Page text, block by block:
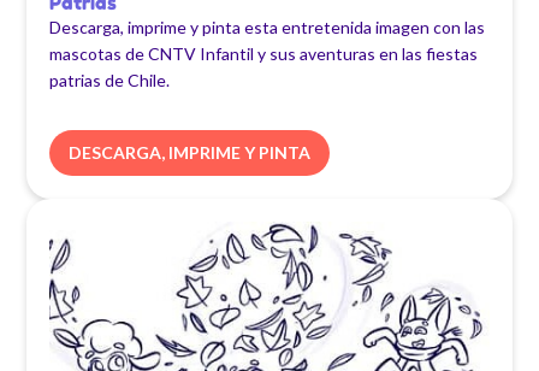
Descarga, imprime y pinta esta entretenida imagen con las
mascotas de CNTV Infantil y sus aventuras en las fiestas
patrias de Chile.
DESCARGA, IMPRIME Y PINTA